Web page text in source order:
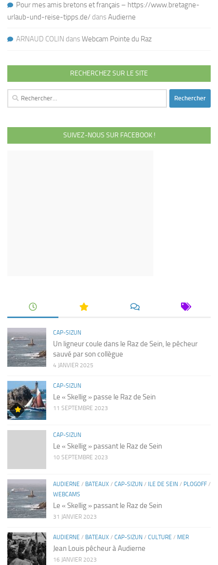
Pour mes amis bretons et français – https://www.bretagne-
urlaub-und-reise-tipps.de/ dans Audierne
ARNAUD COLIN dans Webcam Pointe du Raz
RECHERCHEZ SUR LE SITE
Rechercher :
SUIVEZ-NOUS SUR FACEBOOK !
CAP-SIZUN
Un ligneur coule dans le Raz de Sein, le pêcheur
sauvé par son collègue
4 JANVIER 2025
CAP-SIZUN
Le « Skellig » passe le Raz de Sein
11 SEPTEMBRE 2023
CAP-SIZUN
Le « Skellig » passant le Raz de Sein
10 SEPTEMBRE 2023
AUDIERNE / BATEAUX / CAP-SIZUN / ILE DE SEIN / PLOGOFF /
WEBCAMS
Le « Skellig » passant le Raz de Sein
31 JANVIER 2023
AUDIERNE / BATEAUX / CAP-SIZUN / CULTURE / MER
Jean Louis pêcheur à Audierne
16 JANVIER 2023